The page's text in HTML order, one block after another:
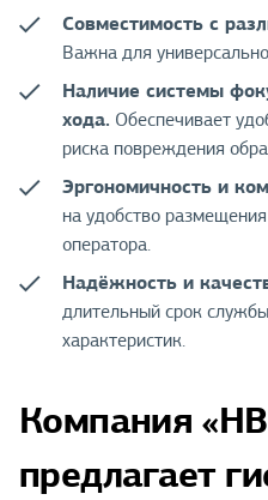
Совместимость с
Важна для
Наличие системы
хода. Обеспечивает
риска повреждения
Эргономичность и
на удобство
оператора.
Надёжность и
длительный срок
характеристик.
Компания
предлагает